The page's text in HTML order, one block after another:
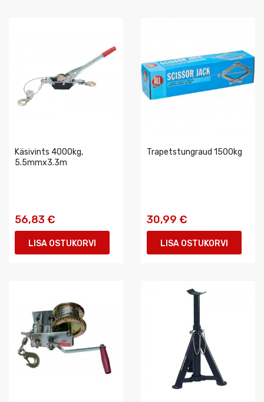
Käsivints 4000kg,
5.5mmx3.3m
56,83 €
LISA OSTUKORVI
Trapetstungraud 1500kg
30,99 €
LISA OSTUKORVI